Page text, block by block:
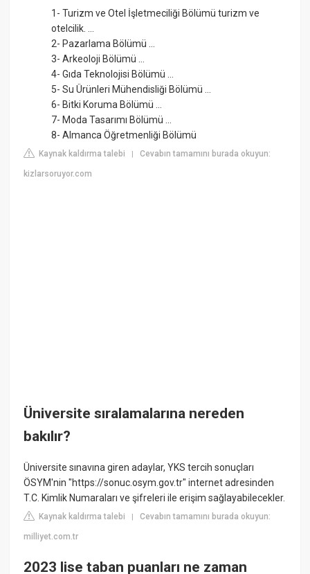
1- Turizm ve Otel İşletmeciliği Bölümü turizm ve
otelcilik. ...
2- Pazarlama Bölümü ...
3- Arkeoloji Bölümü ...
4- Gıda Teknolojisi Bölümü ...
5- Su Ürünleri Mühendisliği Bölümü ...
6- Bitki Koruma Bölümü ...
7- Moda Tasarımı Bölümü ...
8- Almanca Öğretmenliği Bölümü
Kaynak kaldırma talebi |Cevabın tamamını burada okuyun:
kizlarsoruyor.com
Üniversite sıralamalarına nereden
bakılır?
Üniversite sınavına giren adaylar, YKS tercih sonuçları
ÖSYM'nin "https://sonuc.osym.gov.tr" internet adresinden
T.C. Kimlik Numaraları ve şifreleri ile erişim sağlayabilecekler.
Kaynak kaldırma talebi |Cevabın tamamını burada okuyun:
milliyet.com.tr
2023 lise taban puanları ne zaman